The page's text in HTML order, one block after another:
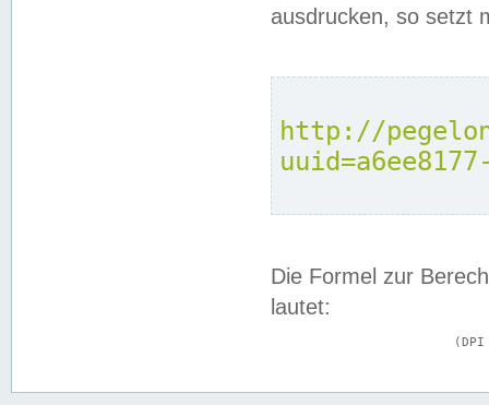
ausdrucken, so setzt
http://
Die Formel zur
lautet: